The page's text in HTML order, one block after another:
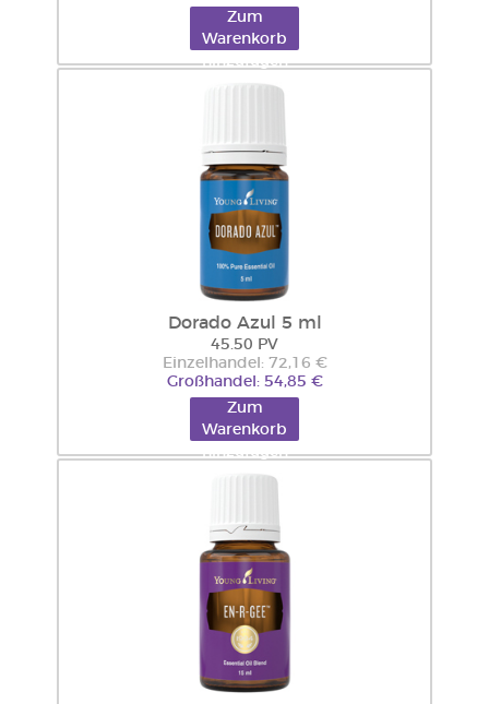
Zum
Warenkorb
hinzufügen
Dorado Azul 5 ml
45.50 PV
Einzelhandel: 72,16 €
Großhandel: 54,85 €
Zum
Warenkorb
hinzufügen